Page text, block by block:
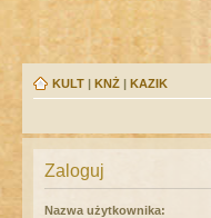
KULT | KNŻ | KAZIK
Zaloguj
Nazwa użytkownika: